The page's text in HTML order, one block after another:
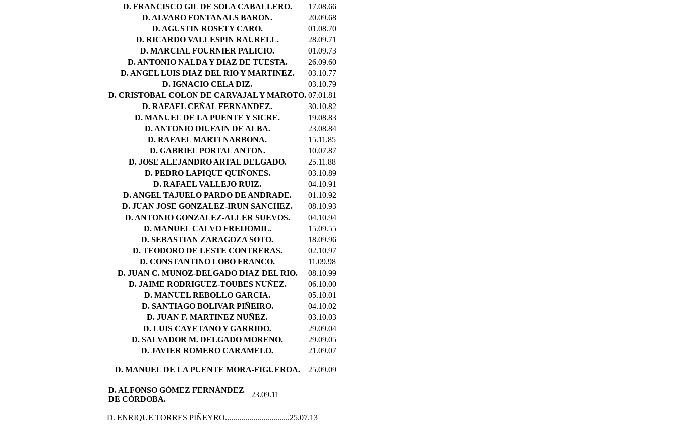
D. FRANCISCO GIL DE SOLA CABALLERO.
17.08.66
D. ALVARO FONTANALS BARON.
20.09.68
D. AGUSTIN ROSETY CARO.
01.08.70
D. RICARDO VALLESPIN RAURELL.
28.09.71
D. MARCIAL FOURNIER PALICIO.
01.09.73
D. ANTONIO NALDA Y DIAZ DE TUESTA.
26.09.60
D. ANGEL LUIS DIAZ DEL RIO Y MARTINEZ.
03.10.77
D. IGNACIO CELA DIZ.
03.10.79
D. CRISTOBAL COLON DE CARVAJAL Y MAROTO. 07.01.81
D. RAFAEL CEÑAL FERNANDEZ.
30.10.82
D. MANUEL DE LA PUENTE Y SICRE.
19.08.83
D. ANTONIO DIUFAIN DE ALBA.
23.08.84
D. RAFAEL MARTI NARBONA.
15.11.85
D. GABRIEL PORTAL ANTON.
10.07.87
D. JOSE ALEJANDRO ARTAL DELGADO.
25.11.88
D. PEDRO LAPIQUE QUIÑONES.
03.10.89
D. RAFAEL VALLEJO RUIZ.
04.10.91
D. ANGEL TAJUELO PARDO DE ANDRADE.
01.10.92
D. JUAN JOSE GONZALEZ-IRUN SANCHEZ.
08.10.93
D. ANTONIO GONZALEZ-ALLER SUEVOS.
04.10.94
D. MANUEL CALVO FREIJOMIL.
15.09.55
D. SEBASTIAN ZARAGOZA SOTO.
18.09.96
D. TEODORO DE LESTE CONTRERAS.
02.10.97
D. CONSTANTINO LOBO FRANCO.
11.09.98
D. JUAN C. MUNOZ-DELGADO DIAZ DEL RIO.
08.10.99
D. JAIME RODRIGUEZ-TOUBES NUÑEZ.
06.10.00
D. MANUEL REBOLLO GARCIA.
05.10.01
D. SANTIAGO BOLIVAR PIÑEIRO.
04.10.02
D. JUAN F. MARTINEZ NUÑEZ.
03.10.03
D. LUIS CAYETANO Y GARRIDO.
29.09.04
D. SALVADOR M. DELGADO MORENO.
29.09.05
D. JAVIER ROMERO CARAMELO.
21.09.07
D. MANUEL DE LA PUENTE MORA-FIGUEROA. 25.09.09
D. ALFONSO GÓMEZ FERNÁNDEZ
DE CÓRDOBA.
23.09.11
D. ENRIQUE TORRES PIÑEYRO................................25.07.13